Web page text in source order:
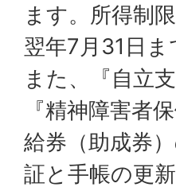
ます。所得制
翌年7月31日
また、『自立
『精神障害者
給券（助成券
証と手帳の更